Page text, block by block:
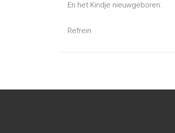
En het Kindje nieuwgeboren:
Refrein